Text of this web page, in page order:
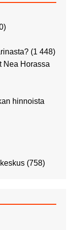
(1 448)
Nea Horassa
hinnoista
(758)